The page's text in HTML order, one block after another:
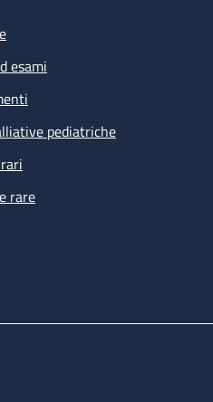
esami
pediatriche
rare